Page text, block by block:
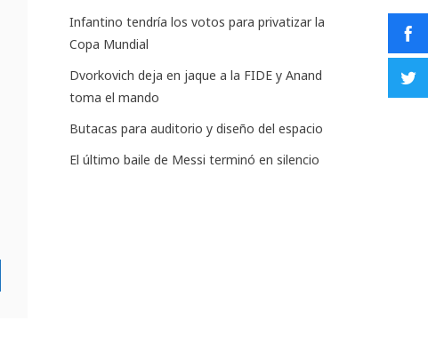
Infantino tendría los votos para privatizar la
Copa Mundial
Dvorkovich deja en jaque a la FIDE y Anand
toma el mando
Butacas para auditorio y diseño del espacio
El último baile de Messi terminó en silencio